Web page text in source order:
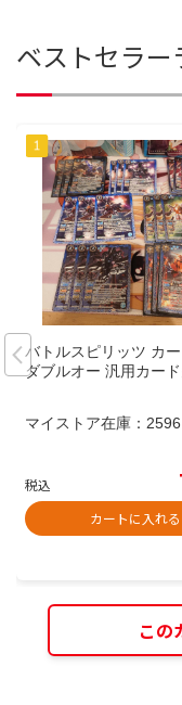
ベストセラ
バトルスピリッツ カ
ダブルオー 汎用カー
マイストア在庫： 2596
税込
カートに入れる
この